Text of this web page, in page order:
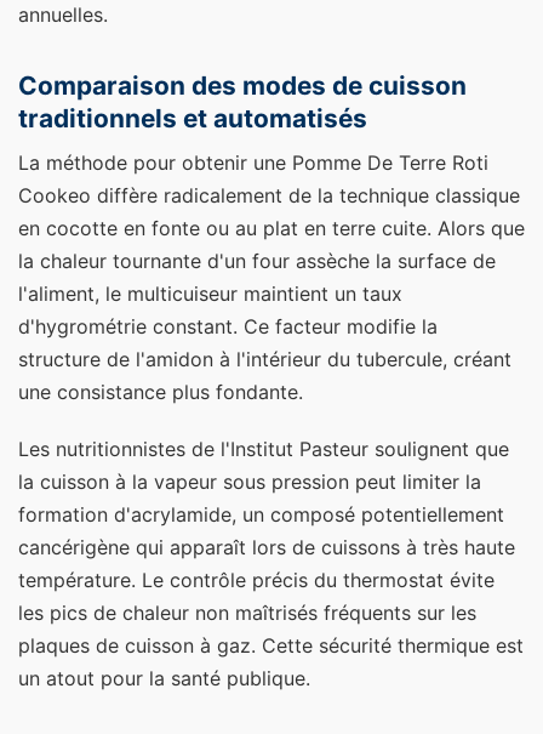
annuelles.
Comparaison des modes de cuisson
traditionnels et automatisés
La méthode pour obtenir une Pomme De Terre Roti
Cookeo diffère radicalement de la technique classique
en cocotte en fonte ou au plat en terre cuite. Alors que
la chaleur tournante d'un four assèche la surface de
l'aliment, le multicuiseur maintient un taux
d'hygrométrie constant. Ce facteur modifie la
structure de l'amidon à l'intérieur du tubercule, créant
une consistance plus fondante.
Les nutritionnistes de l'Institut Pasteur soulignent que
la cuisson à la vapeur sous pression peut limiter la
formation d'acrylamide, un composé potentiellement
cancérigène qui apparaît lors de cuissons à très haute
température. Le contrôle précis du thermostat évite
les pics de chaleur non maîtrisés fréquents sur les
plaques de cuisson à gaz. Cette sécurité thermique est
un atout pour la santé publique.